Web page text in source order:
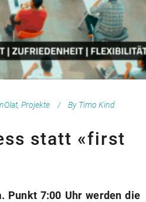
, Projekte By Timo Kind
statt «first
Punkt 7:00 Uhr werden die